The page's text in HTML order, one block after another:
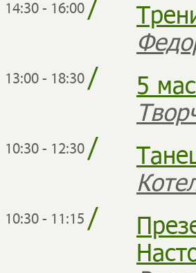
14:30 - 16:00/
13:00 - 18:30/
5
10:30 - 12:30/
10:30 - 11:15 /